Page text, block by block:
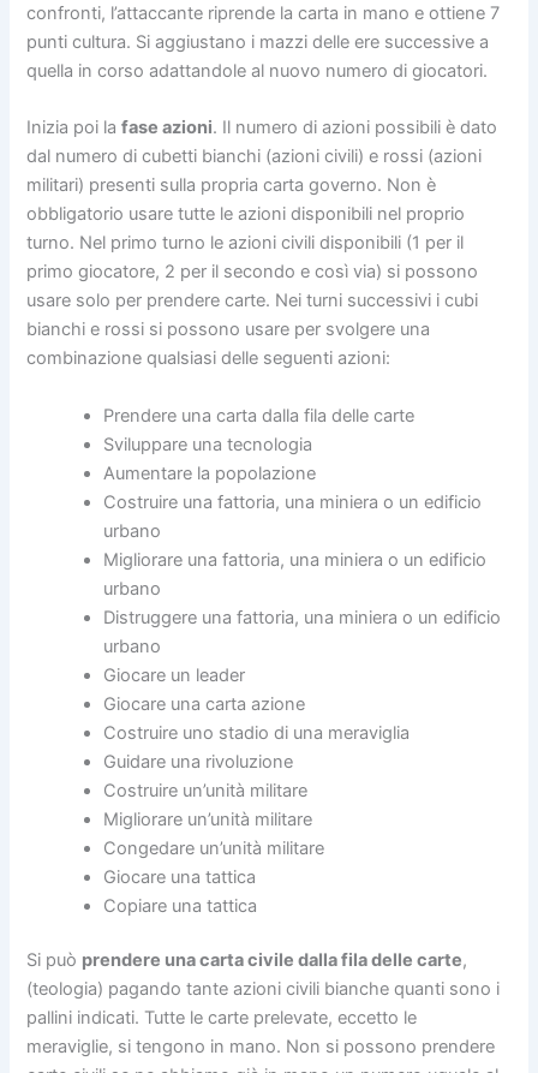
confronti, l’attaccante riprende la carta in mano e ottiene 7
punti cultura. Si aggiustano i mazzi delle ere successive a
quella in corso adattandole al nuovo numero di giocatori.
Inizia poi lafase azioni. Il numero di azioni possibili è dato
dal numero di cubetti bianchi (azioni civili) e rossi (azioni
militari) presenti sulla propria carta governo. Non è
obbligatorio usare tutte le azioni disponibili nel proprio
turno. Nel primo turno le azioni civili disponibili (1 per il
primo giocatore, 2 per il secondo e così via) si possono
usare solo per prendere carte. Nei turni successivi i cubi
bianchi e rossi si possono usare per svolgere una
combinazione qualsiasi delle seguenti azioni:
Prendere una carta dalla fila delle carte
Sviluppare una tecnologia
Aumentare la popolazione
Costruire una fattoria, una miniera o un edificio
urbano
Migliorare una fattoria, una miniera o un edificio
urbano
Distruggere una fattoria, una miniera o un edificio
urbano
Giocare un leader
Giocare una carta azione
Costruire uno stadio di una meraviglia
Guidare una rivoluzione
Costruire un’unità militare
Migliorare un’unità militare
Congedare un’unità militare
Giocare una tattica
Copiare una tattica
Si può prendere una carta civile dalla fila delle carte,
(teologia) pagando tante azioni civili bianche quanti sono i
pallini indicati. Tutte le carte prelevate, eccetto le
meraviglie, si tengono in mano. Non si possono prendere